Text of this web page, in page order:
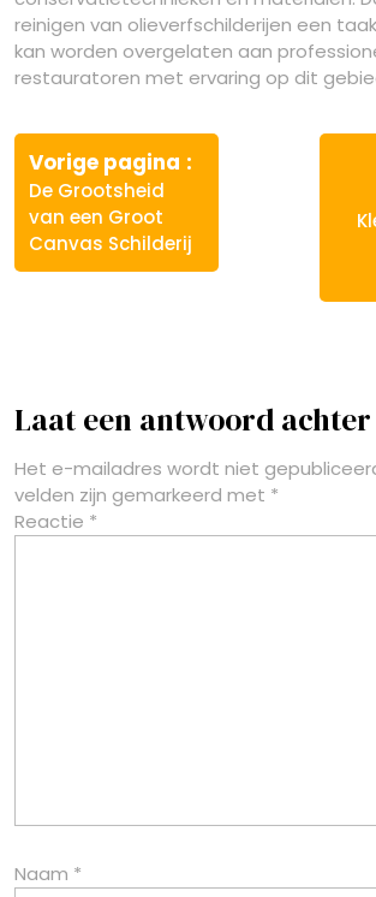
reinigen van olieverfschilderijen een
kan worden overgelaten aan
restauratoren met ervaring op dit
Berichtnavigatie
Vorige pagina
De Grootsheid
van een Groot
Canvas Schilderij
Laat een antwoord achter
Het e-mailadres wordt niet
velden zijn gemarkeerd met *
Reactie *
Naam *